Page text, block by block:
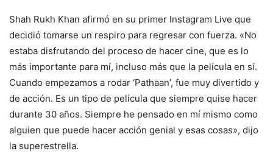
Shah Rukh Khan afirmó en su primer Instagram Live que
decidió tomarse un respiro para regresar con fuerza. «No
estaba disfrutando del proceso de hacer cine, que es lo
más importante para mí, incluso más que la película en sí.
Cuando empezamos a rodar ‘Pathaan’, fue muy divertido y
de acción. Es un tipo de película que siempre quise hacer
durante 30 años. Siempre he pensado en mí mismo como
alguien que puede hacer acción genial y esas cosas», dijo
la superestrella.